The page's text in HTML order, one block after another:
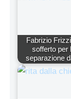
Fabrizio
sofferto per
separazione